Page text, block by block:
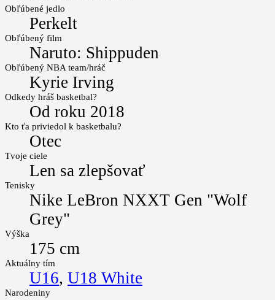
Obľúbené jedlo
Perkelt
Obľúbený film
Naruto: Shippuden
Obľúbený NBA team/hráč
Kyrie Irving
Odkedy hráš basketbal?
Od roku 2018
Kto ťa priviedol k basketbalu?
Otec
Tvoje ciele
Len sa zlepšovať
Tenisky
Nike LeBron NXXT Gen "Wolf
Grey"
Výška
175 cm
Aktuálny tím
U16, U18 White
Narodeniny